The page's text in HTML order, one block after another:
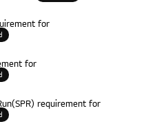
for
for
requirement for